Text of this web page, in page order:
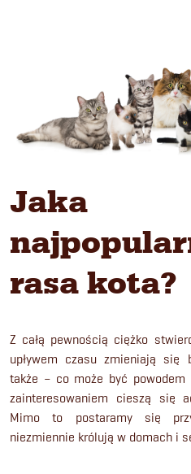
rasa kota?
Z całą pewnością ciężko
upływem czasu zmieniają się
także – co może być
zainteresowaniem cieszą się
Mimo to postaramy się
niezmiennie królują w domach i